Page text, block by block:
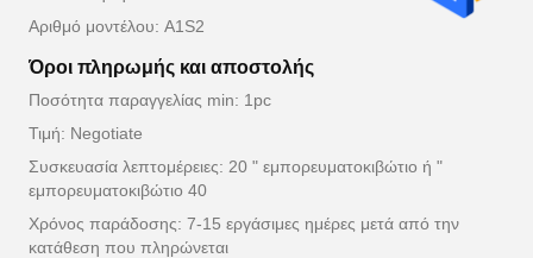
Αριθμό μοντέλου: A1S2
Όροι πληρωμής και αποστολής
Ποσότητα παραγγελίας min: 1pc
Τιμή: Negotiate
Συσκευασία λεπτομέρειες: 20 " εμπορευματοκιβώτιο ή "
εμπορευματοκιβώτιο 40
Χρόνος παράδοσης: 7-15 εργάσιμες ημέρες μετά από την
κατάθεση που πληρώνεται